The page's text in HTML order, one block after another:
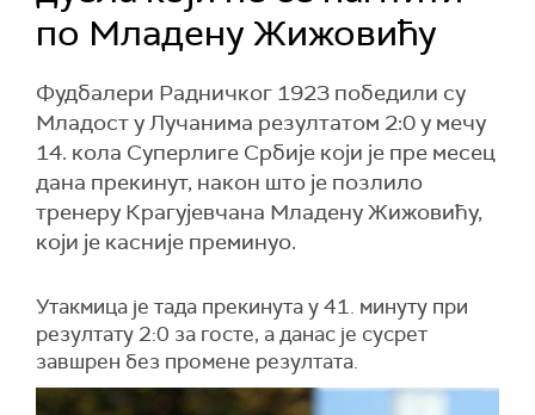
по Младену Жижовићу
Фудбалери Радничког 1923 победили су
Младост у Лучанима резултатом 2:0 у мечу
14. кола Суперлиге Србије који је пре месец
дана прекинут, након што је позлило
тренеру Крагујевчана Младену Жижовићу,
који је касније преминуо.
Утакмица је тада прекинута у 41. минуту при
резултату 2:0 за госте, а данас је сусрет
завшрен без промене резултата.